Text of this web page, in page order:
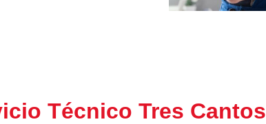
Técnico Tres Cantos